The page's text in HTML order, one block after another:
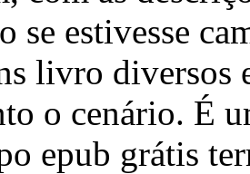
se estivesse
livro diversos
o cenário. É
epub grátis